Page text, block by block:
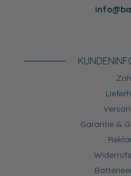
Garantie &